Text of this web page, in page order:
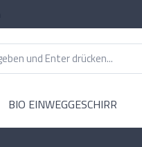
BIO EINWEGGESCHIRR